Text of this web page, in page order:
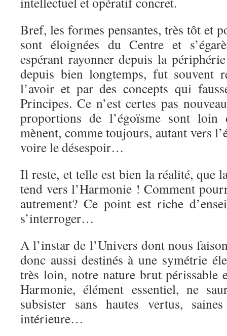
Bref, les formes pensantes, très tôt et
sont éloignées du Centre et
espérant rayonner depuis la
depuis bien longtemps, fut souvent
l’avoir et par des concepts qui
Principes. Ce n’est certes pas
proportions de l’égoïsme sont loin
mènent, comme toujours, autant vers
voire le désespoir…
Il reste, et telle est bien la réalité, que
tend vers l’Harmonie ! Comment
autrement? Ce point est riche
s’interroger…
A l’instar de l’Univers dont nous
donc aussi destinés à une symétrie
très loin, notre nature brut périssable
Harmonie, élément essentiel, ne
subsister sans hautes vertus,
intérieure…